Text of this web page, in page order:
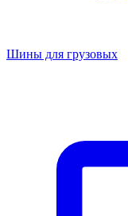
Шины для грузовых